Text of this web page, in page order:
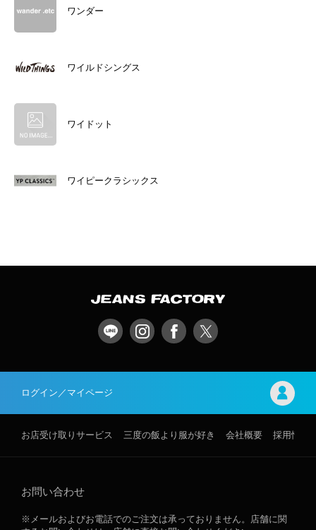
ワンダー
ワイルドシングス
ワイドット
ワイピークラシックス
ログイン／マイページ
お店受け取りサービス 三度の飯より服が好き 会社概要 採用情報
お問い合わせ
※メールおよびお電話でのご注文は承っておりません。店舗に関